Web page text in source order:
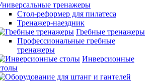
тренажеры
Стол-реформер для пилатеса
Тренажер-наездник
Гребные тренажеры
Профессиональные гребные
тренажеры
Инверсионные